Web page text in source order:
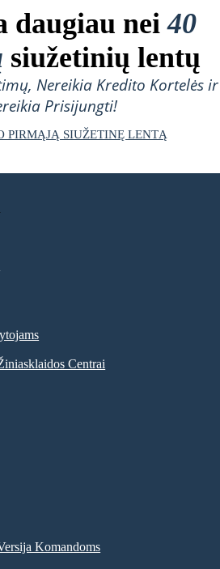
daugiau nei40
siužetinių lentų
Nereikia Kredito Kortelės ir
Prisijungti!
PIRMĄJĄ SIUŽETINĘ LENTĄ
Centrai
Komandoms